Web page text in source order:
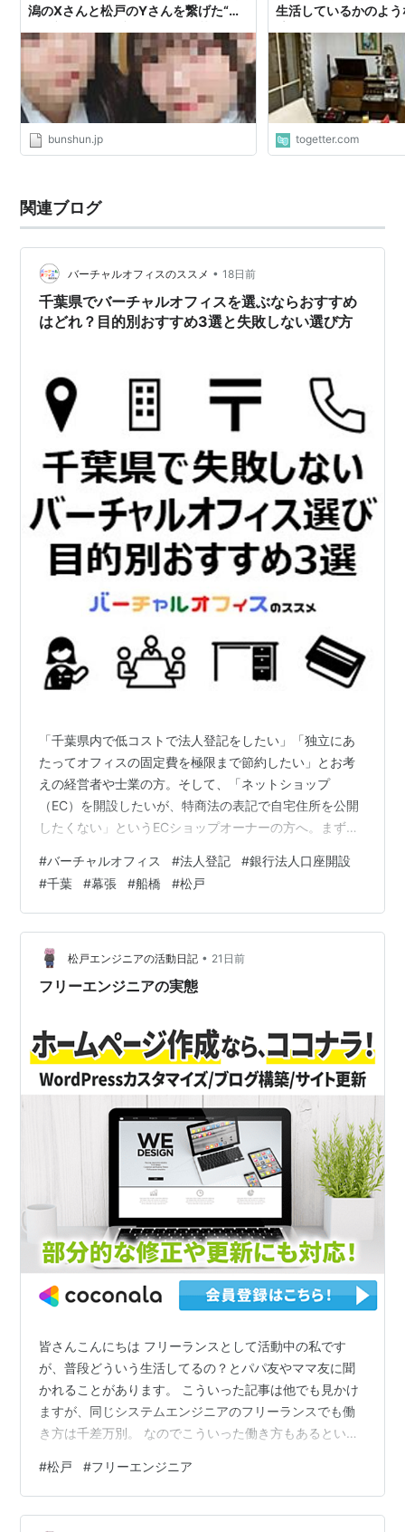
潟のXさんと松戸のYさんを繋げた“自
証を残しているんだ」 | 文春オンライ
bunshun.jp
生活しているかのよ
togetter.com
関連ブログ
バーチャルオフィスのススメ • 18日前
千葉県でバーチャルオフィスを選ぶならおすすめ
はどれ？目的別おすすめ3選と失敗しない選び方
「千葉県内で低コストで法人登記をしたい」「独立にあ
たってオフィスの固定費を極限まで節約したい」とお考
えの経営者や士業の方。そして、「ネットショップ
（EC）を開設したいが、特商法の表記で自宅住所を公開
したくない」というECショップオーナーの方へ。まずは
ーチャルオフィスは数多くのサービスが存在しますが、
専門家が目的別に比較分析すると、おすすめは次の通り
になります。迷った方は、まずこの中から選べば失敗し
ません。 🎯 結論：あなたに最もおすすめ 🥇 Karigo コス
ト・機能・信頼性のバランスが最も良い定番サービス
Karigo公式サイトで料金を見る※…
#バーチャルオフィス #法人登記 #銀行法人口座開設
#千葉 #幕張 #船橋 #松戸
松戸エンジニアの活動日記 • 21日前
フリーエンジニアの実態
皆さんこんにちは フリーランスとして活動中の私です
が、普段どういう生活してるの？とパパ友やママ友に聞
かれることがあります。 こういった記事は他でも見かけ
ますが、同じシステムエンジニアのフリーランスでも働
き方は千差万別。 なのでこういった働き方もあるという
エンジニアの契約 まず、現在私はエンジニアの仲介をし
てくれるエージェントさんと契約しています。 よく聞く
ところだとレバテックさんやMidworksさんなど色々あり
#松戸 #フリーエンジニア